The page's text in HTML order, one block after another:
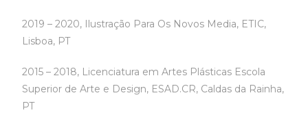
2019 – 2020, Ilustração Para Os Novos Media, ETIC,
Lisboa, PT
2015 – 2018, Licenciatura em Artes Plásticas Escola
Superior de Arte e Design, ESAD.CR, Caldas da Rainha,
PT